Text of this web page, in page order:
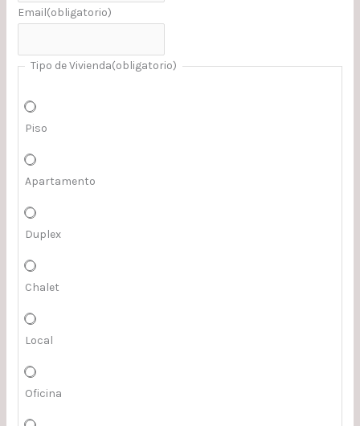
Email(obligatorio)
Tipo de Vivienda(obligatorio)
Piso
Apartamento
Duplex
Chalet
Local
Oficina